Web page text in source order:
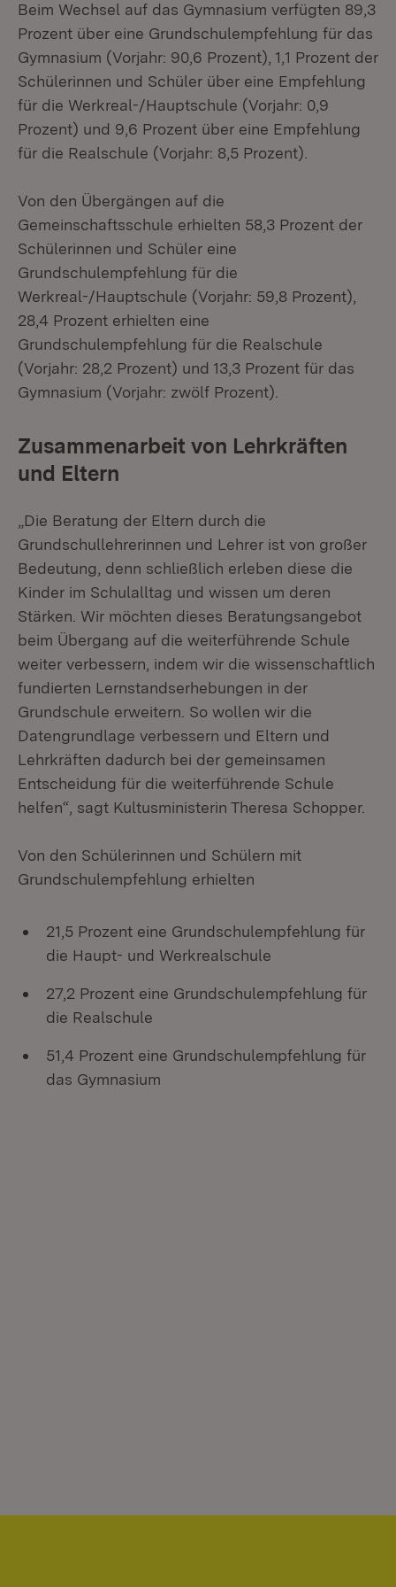
Beim Wechsel auf das Gymnasium verfügten 89,3
Prozent über eine Grundschulempfehlung für das
Gymnasium (Vorjahr: 90,6 Prozent), 1,1 Prozent der
Schülerinnen und Schüler über eine Empfehlung
für die Werkreal-/Hauptschule (Vorjahr: 0,9
Prozent) und 9,6 Prozent über eine Empfehlung
für die Realschule (Vorjahr: 8,5 Prozent).
Von den Übergängen auf die
Gemeinschaftsschule erhielten 58,3 Prozent der
Schülerinnen und Schüler eine
Grundschulempfehlung für die
Werkreal-/Hauptschule (Vorjahr: 59,8 Prozent),
28,4 Prozent erhielten eine
Grundschulempfehlung für die Realschule
(Vorjahr: 28,2 Prozent) und 13,3 Prozent für das
Gymnasium (Vorjahr: zwölf Prozent).
Zusammenarbeit von Lehrkräften
und Eltern
„Die Beratung der Eltern durch die
Grundschullehrerinnen und Lehrer ist von großer
Bedeutung, denn schließlich erleben diese die
Kinder im Schulalltag und wissen um deren
Stärken. Wir möchten dieses Beratungsangebot
beim Übergang auf die weiterführende Schule
weiter verbessern, indem wir die wissenschaftlich
fundierten Lernstandserhebungen in der
Grundschule erweitern. So wollen wir die
Datengrundlage verbessern und Eltern und
Lehrkräften dadurch bei der gemeinsamen
Entscheidung für die weiterführende Schule
helfen“, sagt Kultusministerin Theresa Schopper.
Von den Schülerinnen und Schülern mit
Grundschulempfehlung erhielten
21,5 Prozent eine Grundschulempfehlung für
die Haupt- und Werkrealschule
27,2 Prozent eine Grundschulempfehlung für
die Realschule
51,4 Prozent eine Grundschulempfehlung für
das Gymnasium